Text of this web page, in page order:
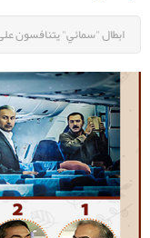
ابطال "سمائي" يتنافسون